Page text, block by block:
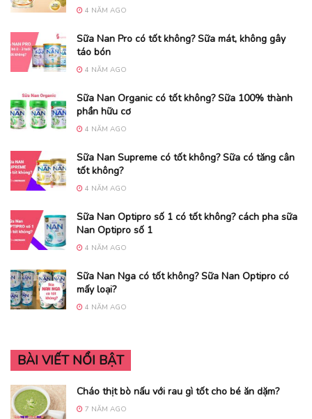
4 NĂM AGO
Sữa Nan Pro có tốt không? Sữa mát, không gây
táo bón
4 NĂM AGO
Sữa Nan Organic có tốt không? Sữa 100% thành
phần hữu cơ
4 NĂM AGO
Sữa Nan Supreme có tốt không? Sữa có tăng cân
tốt không?
4 NĂM AGO
Sữa Nan Optipro số 1 có tốt không? cách pha sữa
Nan Optipro số 1
4 NĂM AGO
Sữa Nan Nga có tốt không? Sữa Nan Optipro có
mấy loại?
4 NĂM AGO
BÀI VIẾT NỔI BẬT
Cháo thịt bò nấu với rau gì tốt cho bé ăn dặm?
7 NĂM AGO